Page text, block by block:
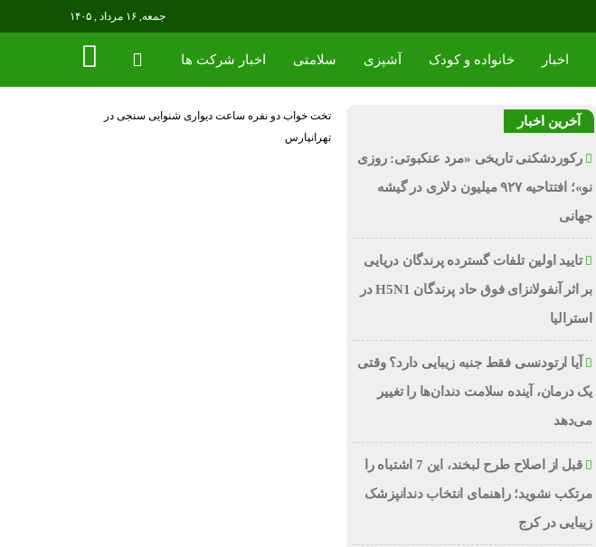
جمعه, ۱۶ مرداد , ۱۴۰۵
اخبار خانواده و کودک آشپزی سلامتی اخبار شرکت ها
آخرین اخبار
رکوردشکنی تاریخی «مرد عنکبوتی: روزی
نو»؛ افتتاحیه ۹۲۷ میلیون دلاری در گیشه
جهانی
تایید اولین تلفات گسترده پرندگان دریایی
بر اثر آنفولانزای فوق حاد پرندگان H5N1 در
استرالیا
آیا ارتودنسی فقط جنبه زیبایی دارد؟ وقتی
یک درمان، آینده سلامت دندان‌ها را تغییر
می‌دهد
قبل از اصلاح طرح لبخند، این 7 اشتباه را
مرتکب نشوید؛ راهنمای انتخاب دندانپزشک
زیبایی در کرج
تخت خواب دو نفرهساعت دیواریشنوایی سنجی در
تهرانپارس